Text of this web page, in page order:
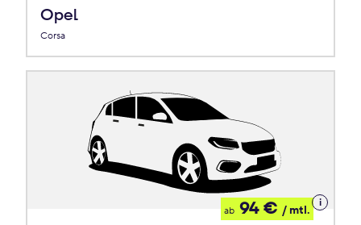
Opel
Corsa
ab 94 € / mtl.
Details
zum